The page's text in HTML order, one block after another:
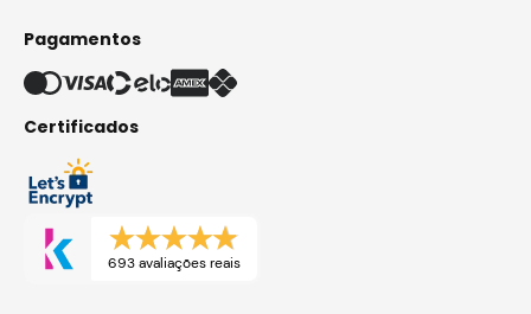
Pagamentos
Certificados
693 avaliações reais